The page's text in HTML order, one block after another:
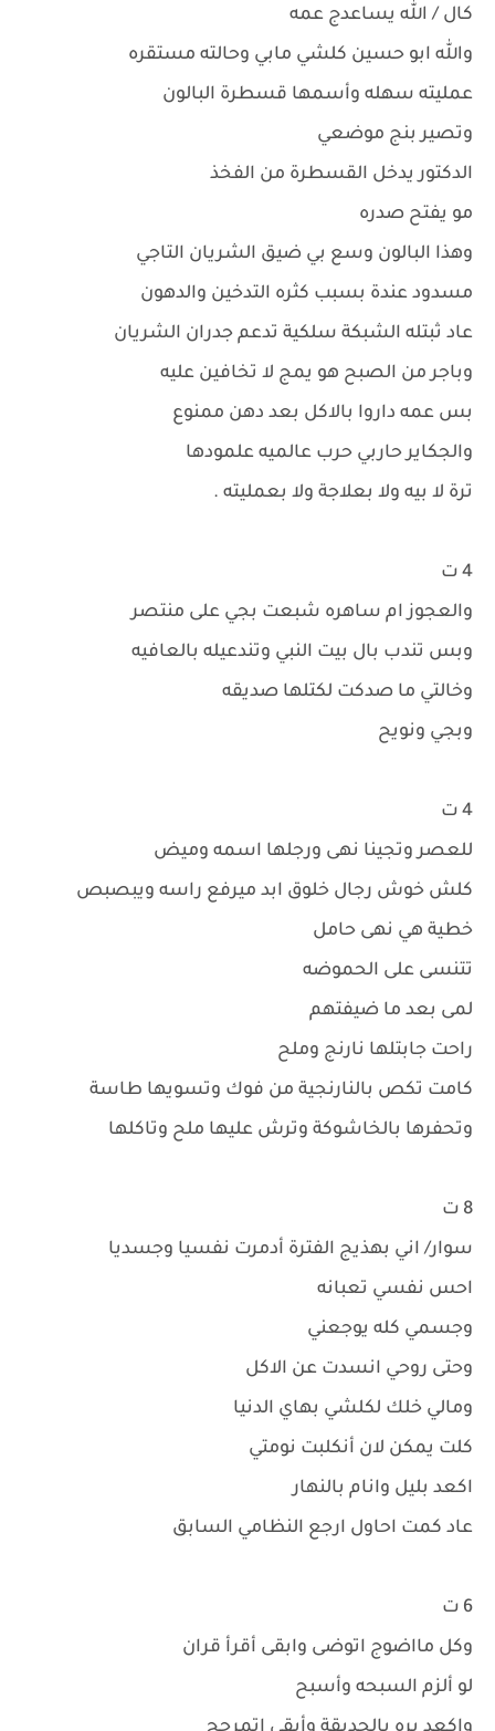
كال / الله يساعدج عمه
والله ابو حسين كلشي مابي وحالته مستقره
عمليته سهله وأسمها قسطرة البالون
وتصير بنج موضعي
الدكتور يدخل القسطرة من الفخذ
مو يفتح صدره
وهذا البالون وسع بي ضيق الشريان التاجي
مسدود عندة بسبب كثره التدخين والدهون
عاد ثبتله الشبكة سلكية تدعم جدران الشريان
وباجر من الصبح هو يمج لا تخافين عليه
بس عمه داروا بالاكل بعد دهن ممنوع
والجكاير حاربي حرب عالميه علمودها
ترة لا بيه ولا بعلاجة ولا بعمليته .
4 ت
والعجوز ام ساهره شبعت بجي على منتصر
وبس تندب بال بيت النبي وتندعيله بالعافيه
وخالتي ما صدكت لكتلها صديقه
وبجي ونويح
4 ت
للعصر وتجينا نهى ورجلها اسمه وميض
كلش خوش رجال خلوق ابد ميرفع راسه ويبصبص
خطية هي نهى حامل
تتنسى على الحموضه
لمى بعد ما ضيفتهم
راحت جابتلها نارنج وملح
كامت تكص بالنارنجية من فوك وتسويها طاسة
وتحفرها بالخاشوكة وترش عليها ملح وتاكلها
8 ت
سوار/ اني بهذيج الفترة أدمرت نفسيا وجسديا
احس نفسي تعبانه
وجسمي كله يوجعني
وحتى روحي انسدت عن الاكل
ومالي خلك لكلشي بهاي الدنيا
كلت يمكن لان أنكلبت نومتي
اكعد بليل وانام بالنهار
عاد كمت احاول ارجع النظامي السابق
6 ت
وكل مااضوج اتوضى وابقى أقرأ قران
لو ألزم السبحه وأسبح